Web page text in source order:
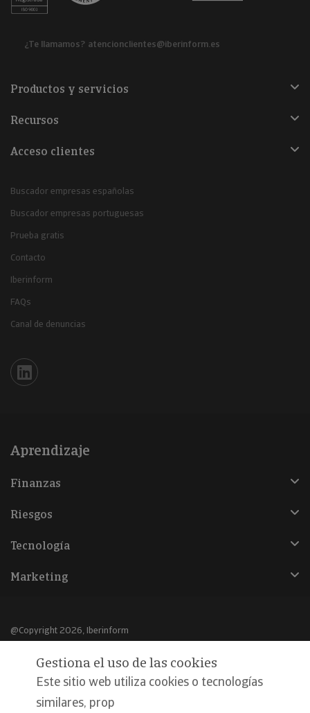
¿Te llamamos? atencionclientes@iberinform.es
Productos y servicios
Recursos
Acceso clientes
Buscador empresas españolas
Buscador empresas portuguesas
Prueba gratis
Contacto
Iberinform
FAQs
Canal de denuncias
Iberinform en Linkedin
Aprendizaje
Finanzas
Riesgos
Tecnología
Marketing
@Copyright 2026, Iberinform
Aviso legal
Política de cookies
Declaración de privacidad
Gestiona el uso de las cookies
Este sitio web utiliza cookies o tecnologías
similares, prop